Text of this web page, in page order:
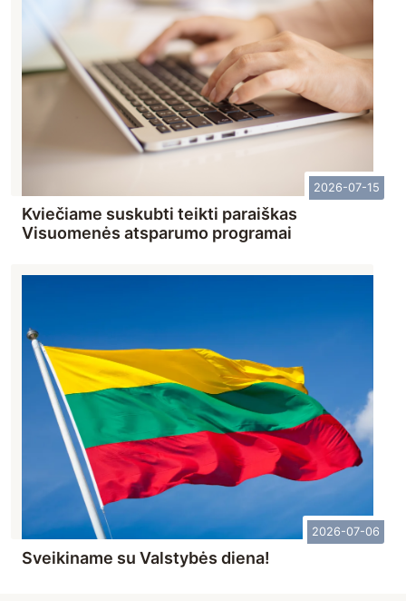
2026-07-15
Kviečiame suskubti teikti paraiškas
Visuomenės atsparumo programai
2026-07-06
Sveikiname su Valstybės diena!